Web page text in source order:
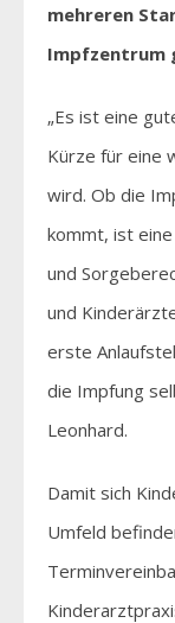
mehreren
Impfzentrum
„Es ist eine
Kürze für eine
wird. Ob die
kommt, ist
und
und
erste
die Impfung
Leonhard.
Damit sich
Umfeld